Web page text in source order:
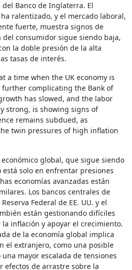
Banco de Inglaterra. El
ralentizado, y el mercado laboral,
fuerte, muestra signos de
consumidor sigue siendo baja,
la doble presión de la alta
tasas de interés.
a time when the UK economy is
complicating the Bank of
has slowed, and the labor
strong, is showing signs of
remains subdued, as
twin pressures of high inflation
global, que sigue siendo
está solo en enfrentar presiones
economías avanzadas están
Los bancos centrales de
Federal de EE. UU. y el
están gestionando difíciles
inflación y apoyar el crecimiento.
de la economía global implica
el extranjero, como una posible
mayor escalada de tensiones
efectos de arrastre sobre la